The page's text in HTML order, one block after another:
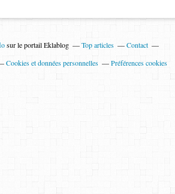
sur le portail Eklablog Top articles
Contact
Cookies et données personnelles Préférences cookies